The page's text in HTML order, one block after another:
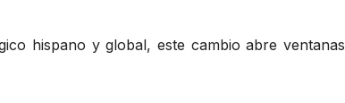
hispano y global, este cambio abre